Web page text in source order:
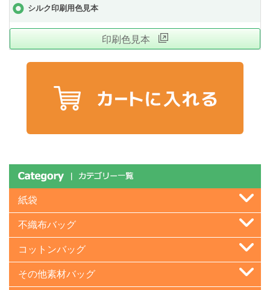
シルク印刷用色見本
印刷色見本
紙袋
不織布バッグ
コットンバッグ
その他素材バッグ